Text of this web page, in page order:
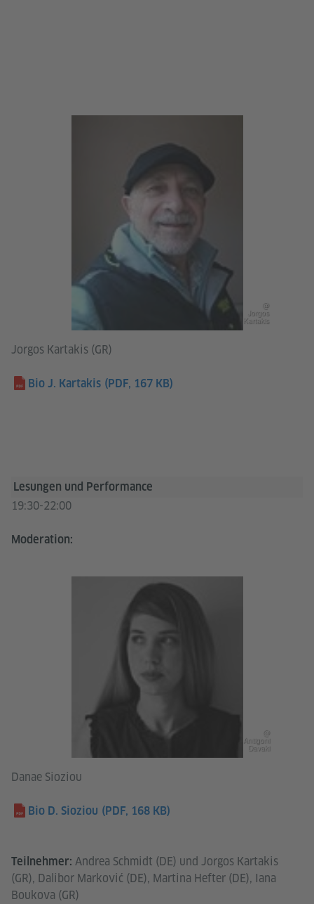
@
Jorgos
Kartakis
Jorgos Kartakis (GR)
Bio J. Kartakis (PDF, 167 KB)
Lesungen und Performance
19:30-22:00
Moderation:
@
Antigoni
Davaki
Danae Sioziou
Bio D. Sioziou (PDF, 168 KB)
Teilnehmer: Andrea Schmidt (DE) und Jorgos Kartakis
(GR), Dalibor Marković (DE), Martina Hefter (DE), Iana
Boukova (GR)